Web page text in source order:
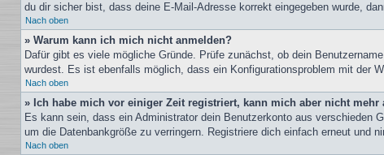
du dir sicher bist, dass deine E-Mail-Adresse korrekt eingegeben wurde,
Nach oben
» Warum kann ich mich nicht anmelden?
Dafür gibt es viele mögliche Gründe. Prüfe zunächst, ob dein
wurdest. Es ist ebenfalls möglich, dass ein Konfigurationsproblem mit der
Nach oben
» Ich habe mich vor einiger Zeit registriert, kann mich aber nicht mehr
Es kann sein, dass ein Administrator dein Benutzerkonto aus verschieden
um die Datenbankgröße zu verringern. Registriere dich einfach erneut und
Nach oben